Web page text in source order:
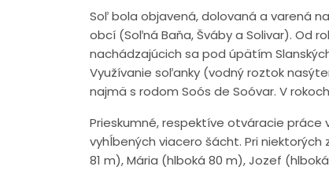
Soľ bola objavená, dolovaná a varená
obcí (Soľná Baňa, Šváby a Solivar). Od
nachádzajúcich sa pod úpätím
Využívanie soľanky (vodný roztok
najmä s rodom Soós de Soóvar. V
Prieskumné, respektíve otváracie práce
vyhĺbených viacero šácht. Pri
81 m), Mária (hlboká 80 m), Jozef